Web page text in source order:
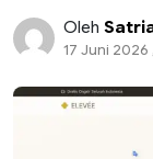
Oleh
17 Juni 2026